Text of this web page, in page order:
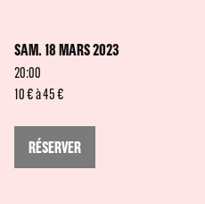
SAM. 18 MARS 2023
20:00
10 € à 45 €
RÉSERVER